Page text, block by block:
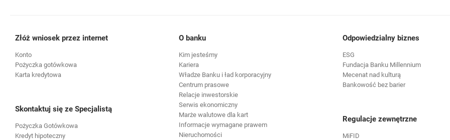
Złóż wniosek przez internet
Konto
Pożyczka gotówkowa
Karta kredytowa
Skontaktuj się ze Specjalistą
Pożyczka Gotówkowa
Kredyt hipoteczny
O banku
Kim jesteśmy
Kariera
Władze Banku i ład korporacyjny
Centrum prasowe
Relacje inwestorskie
Serwis ekonomiczny
Marże walutowe dla kart
Informacje wymagane prawem
Nieruchomości
Odpowiedzialny biznes
ESG
Fundacja Banku Millennium
Mecenat nad kulturą
Bankowość bez barier
Regulacje zewnętrzne
MiFID